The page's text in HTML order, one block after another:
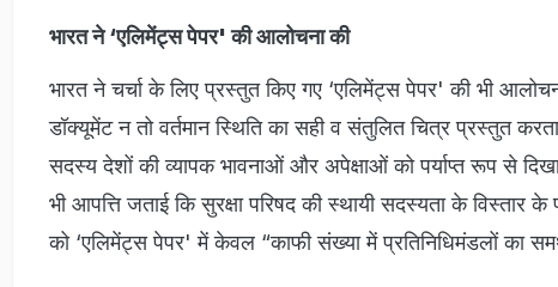
भारत ने ‘एलिमेंट्स पेपर' की आलोचना की
भारत ने चर्चा के लिए प्रस्तुत किए गए ‘एलिमेंट्स पेपर' की भी
डॉक्यूमेंट न तो वर्तमान स्थिति का सही व संतुलित चित्र प्रस्तुत
सदस्य देशों की व्यापक भावनाओं और अपेक्षाओं को पर्याप्त रूप से
भी आपत्ति जताई कि सुरक्षा परिषद की स्थायी सदस्यता के
को ‘एलिमेंट्स पेपर' में केवल “काफी संख्या में प्रतिनिधिमंडलों का